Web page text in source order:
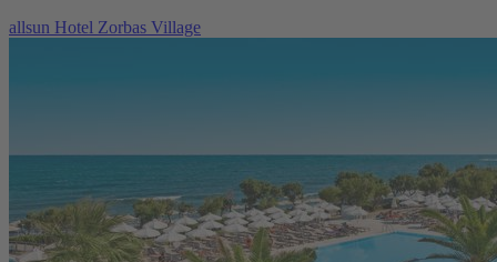
allsun Hotel Zorbas Village